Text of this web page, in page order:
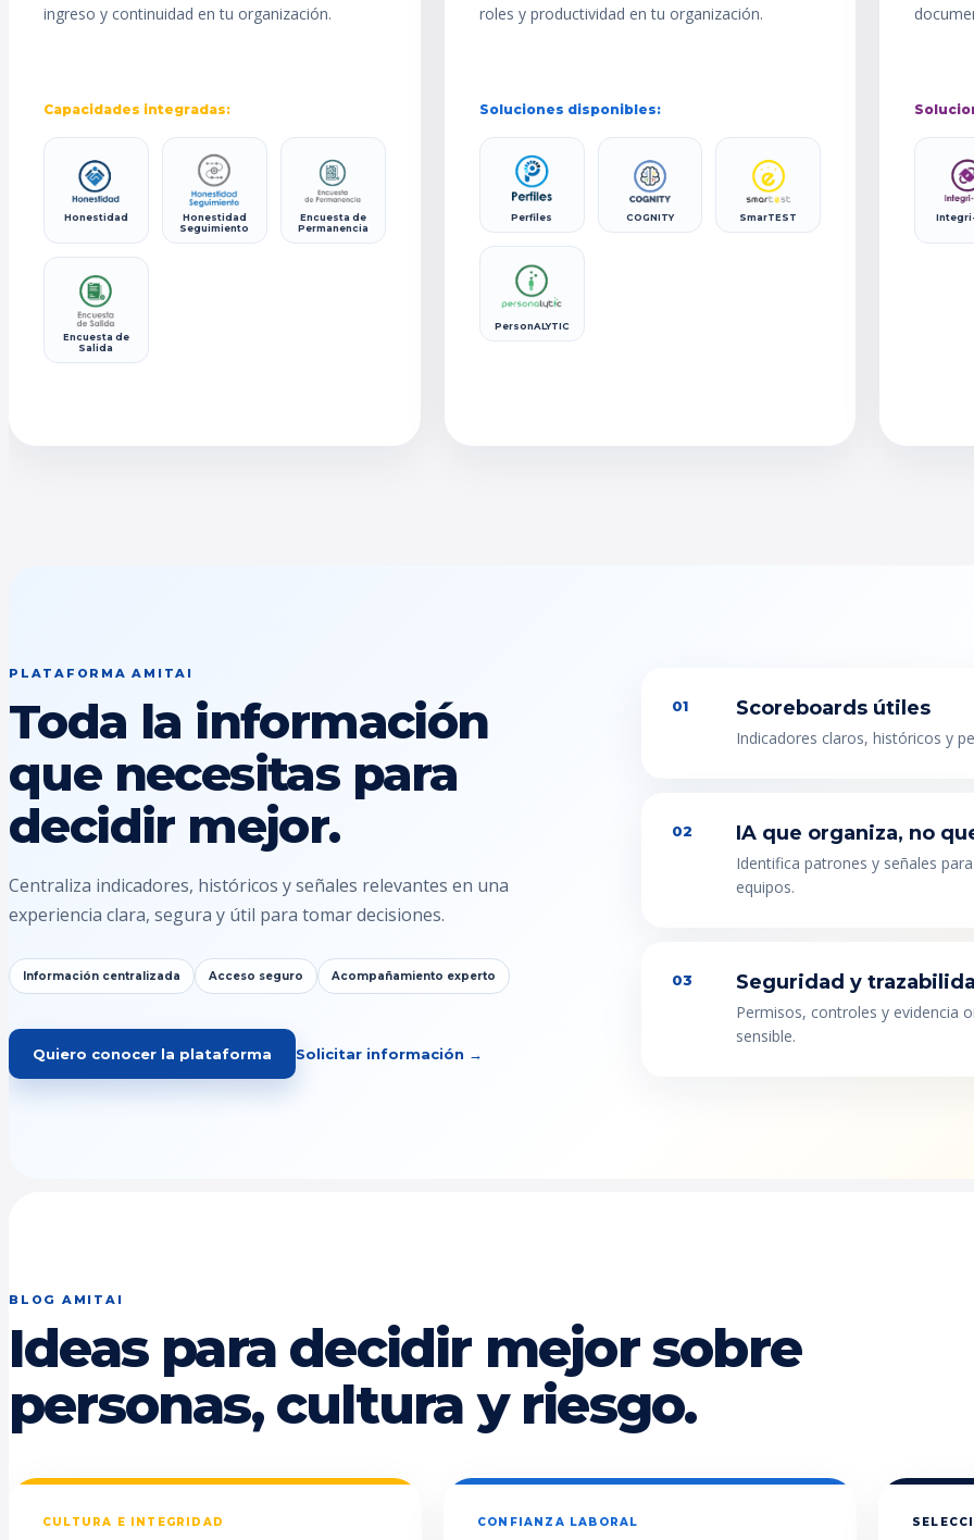
ingreso y continuidad en tu organización.
Capacidades integradas:
Honestidad
Honestidad
Seguimiento
Encuesta de
Permanencia
Encuesta de
Salida
roles y productividad en tu organización.
Soluciones disponibles:
Perfiles COGNITY SmarTEST
PersonALYTIC
PLATAFORMA AMITAI
Toda la información
que necesitas para
decidir mejor.
Centraliza indicadores, históricos y señales relevantes en una
experiencia clara, segura y útil para tomar decisiones.
Información centralizada Acceso seguro Acompañamiento experto
Quiero conocer la plataforma Solicitar información →
01 Scoreboards útiles
Indicadores claros, históricos y
02 IA que organiza, no
Identifica patrones y señales
equipos.
03 Seguridad y
Permisos, controles y evidencia
sensible.
BLOG AMITAI
Ideas para decidir mejor sobre
personas, cultura y riesgo.
CULTURA E INTEGRIDAD CONFIANZA LABORAL